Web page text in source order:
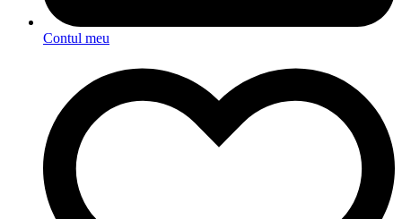
Contul meu